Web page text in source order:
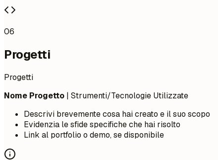
06
Progetti
Progetti
Nome Progetto | Strumenti/Tecnologie Utilizzate
Descrivi brevemente cosa hai creato e il suo scopo
Evidenzia le sfide specifiche che hai risolto
Link al portfolio o demo, se disponibile